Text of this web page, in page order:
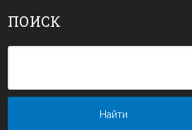
ПОИСК